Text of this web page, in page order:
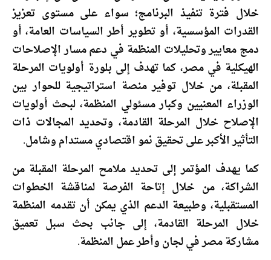
خلال فترة تنفيذ البرنامج؛ سواء على مستوى تعزيز
القدرات المؤسسية، أو تطوير أطر السياسات العامة، أو
دمج معايير وتحليلات المنظمة في دعم مسار الإصلاحات
الهيكلية في مصر، كما تهدف إلى بلورة أولويات المرحلة
المقبلة، من خلال توفير منصة استراتيجية للحوار بين
الوزراء المعنيين وكبار مسئولي المنظمة، لبحث أولويات
الإصلاح خلال المرحلة القادمة، وتحديد المجالات ذات
التأثير الأكبر على تحقيق نمو اقتصادي مستدام وشامل.
كما يهدف المؤتمر إلى تحديد ملامح المرحلة المقبلة من
الشراكة، من خلال إتاحة الفرصة لمناقشة الخطوات
المستقبلية، وطبيعة الدعم الذي يمكن أن تقدمه المنظمة
خلال المرحلة القادمة، إلى جانب بحث سبل تعميق
مشاركة مصر في لجان وأطر عمل المنظمة.